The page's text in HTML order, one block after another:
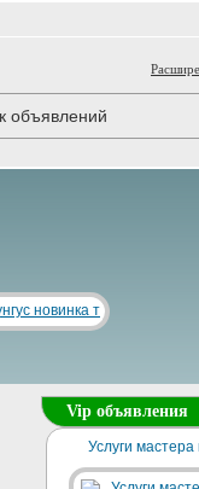
Vip объявления
Услуги мастера